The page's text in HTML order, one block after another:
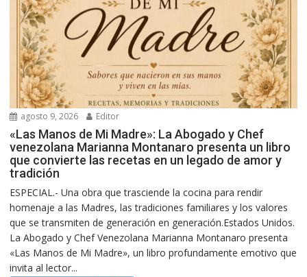
agosto 9, 2026 Editor
«Las Manos de Mi Madre»: La Abogado y Chef
venezolana Marianna Montanaro presenta un libro
que convierte las recetas en un legado de amor y
tradición
ESPECIAL.- Una obra que trasciende la cocina para rendir
homenaje a las Madres, las tradiciones familiares y los valores
que se transmiten de generación en generación.Estados Unidos.
La Abogado y Chef Venezolana Marianna Montanaro presenta
«Las Manos de Mi Madre», un libro profundamente emotivo que
invita al lector...